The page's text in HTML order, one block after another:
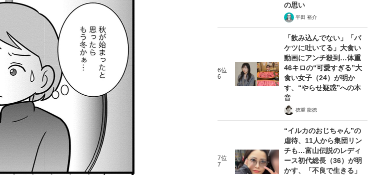
の思い
平田 裕介
6位
6
「飲み込んでない」「バ
ケツに吐いてる」大食い
動画にアンチ殺到…体重
46キロの“可愛すぎる”大
食い女子（24）が明か
す、“やらせ疑惑”への本
音
徳重 龍徳
7位
7
“イルカのおじちゃん”の
虐待、11人から集団リン
チも…富山伝説のレディ
ース初代総長（36）が明
かす、「不良で生きる」